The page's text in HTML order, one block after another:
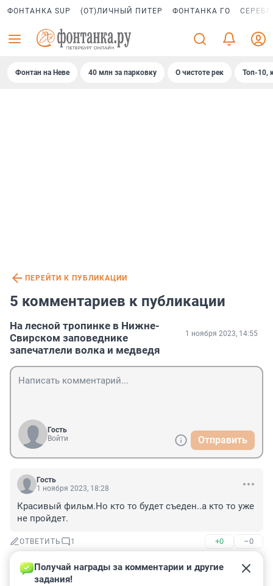
ФОНТАНКА SUP (ОТ)ЛИЧНЫЙ ПИТЕР ФОНТАНКА ГО
Фонтан на Неве 40 млн за парковку О чистоте рек Топ-10,
ПЕРЕЙТИ К ПУБЛИКАЦИИ
5 комментариев к публикации
На лесной тропинке в Нижне-
Свирском заповеднике
запечатлели волка и медведя
1 ноября 2023, 14:55
Гость
Войти
Отправить
Гость
1 ноября 2023, 18:28
Красивый фильм.Но кто то будет съеден..а кто то уже
не пройдет.
ОТВЕТИТЬ 1 +0 –0
111111111111118
1 ноября 2023, 19:49
Получай награды за комментарии и другие
задания!